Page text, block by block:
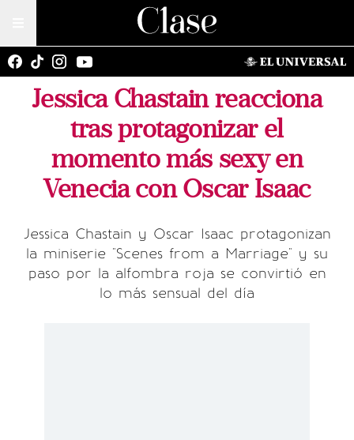
Jessica Chastain reacciona
tras protagonizar el
momento más sexy en
Venecia con Oscar Isaac
Jessica Chastain y Oscar Isaac protagonizan
la miniserie "Scenes from a Marriage" y su
paso por la alfombra roja se convirtió en
lo más sensual del día